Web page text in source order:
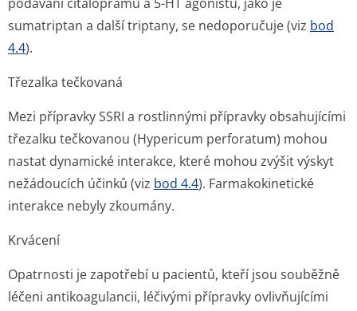
sumatriptan a další triptany, se nedoporučuje (viz bod
4.4).
Třezalka tečkovaná
Mezi přípravky SSRI a rostlinnými přípravky obsahujícími
třezalku tečkovanou (Hypericum perforatum) mohou
nastat dynamické interakce, které mohou zvýšit výskyt
nežádoucích účinků (viz bod 4.4). Farmakokinetické
interakce nebyly zkoumány.
Krvácení
Opatrnosti je zapotřebí u pacientů, kteří jsou souběžně
léčeni antikoagulancii, léčivými přípravky ovlivňujícími